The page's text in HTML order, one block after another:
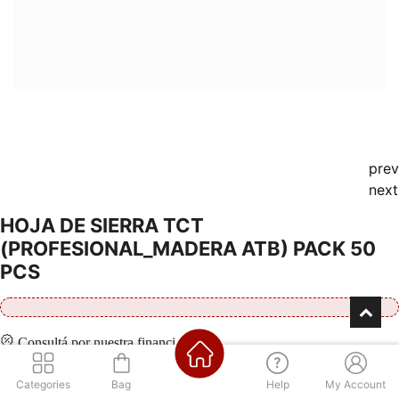
prev
next
HOJA DE SIERRA TCT
(PROFESIONAL_MADERA ATB) PACK 50
PCS
Consultá por nuestra financiación
Categories Bag Help My Account